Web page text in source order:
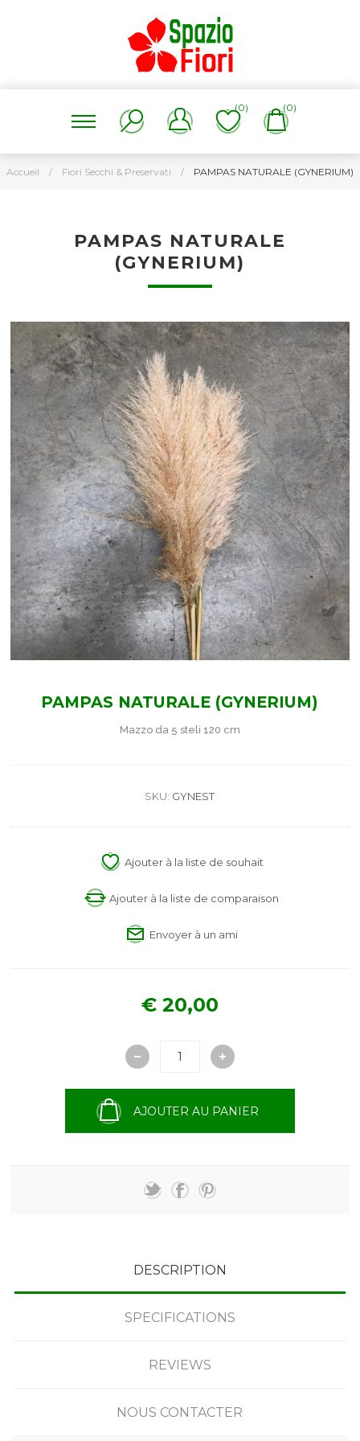
(0) (0)
Accueil / Fiori Secchi & Preservati / PAMPAS NATURALE (GYNERIUM)
PAMPAS NATURALE
(GYNERIUM)
PAMPAS NATURALE (GYNERIUM)
Mazzo da 5 steli 120 cm
SKU: GYNEST
Ajouter à la liste de souhait
Ajouter à la liste de comparaison
Envoyer à un ami
€ 20,00
AJOUTER AU PANIER
DESCRIPTION
SPECIFICATIONS
REVIEWS
NOUS CONTACTER